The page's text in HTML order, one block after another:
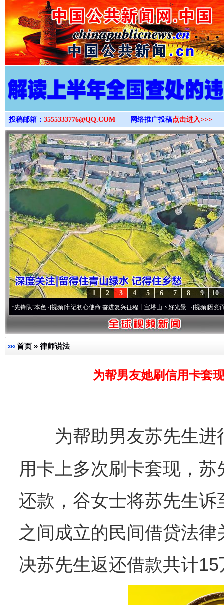
>
投稿邮箱： 3555333776@QQ.COM 网络推广投稿点击进入>>>
10
9
8
7
6
5
4
3
2
1
”本色·[视频]牢记初心使命 奋进复兴征程丨宝塔山下好光景..·[视频]因党而生 为党
首页 » 律师说法
为帮男友她刷信用卡套
为帮助男友苏先生进
用卡上多次刷卡套现，
还款，谷女士将苏先生
之间成立的民间借贷法
决苏先生返还借款共计